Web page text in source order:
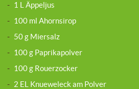
- 1 L Äppeljus
- 100 ml Ahornsirop
- 50 g Miersalz
- 100 g Paprikapolver
- 100 g Rouerzocker
- 2 EL Knueweleck am Polver